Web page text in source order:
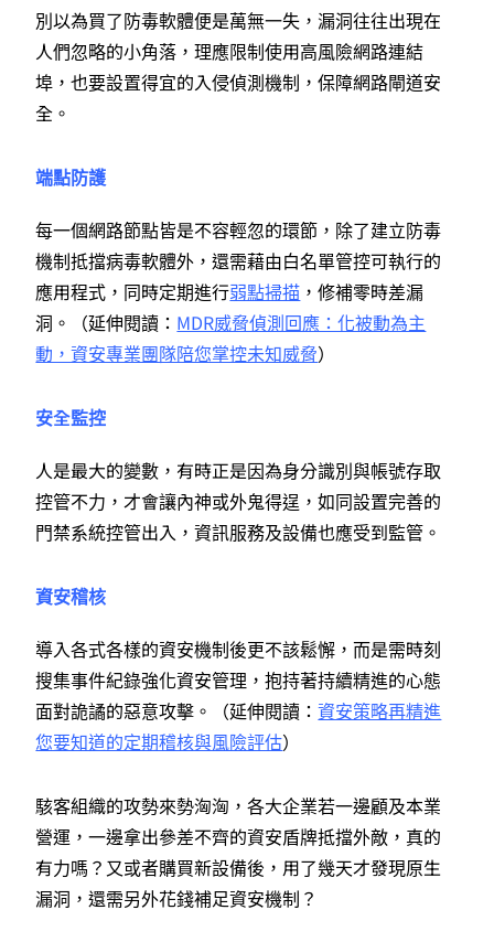
別以為買了防毒軟體便是萬無一失，漏洞往往出現在
人們忽略的小角落，理應限制使用高風險網路連結
埠，也要設置得宜的入侵偵測機制，保障網路閘道安
全。
端點防護
每一個網路節點皆是不容輕忽的環節，除了建立防毒
機制抵擋病毒軟體外，還需藉由白名單管控可執行的
應用程式，同時定期進行弱點掃描 ，修補零時差漏
洞。（延伸閱讀： MDR威脅偵測回應：化被動為主
動，資安專業團隊陪您掌控未知威脅）
安全監控
人是最大的變數，有時正是因為身分識別與帳號存取
控管不力，才會讓內神或外鬼得逞，如同設置完善的
門禁系統控管出入，資訊服務及設備也應受到監管。
資安稽核
導入各式各樣的資安機制後更不該鬆懈，而是需時刻
搜集事件紀錄強化資安管理，抱持著持續精進的心態
面對詭譎的惡意攻擊。（延伸閱讀：資安策略再精進
您要知道的定期稽核與風險評估）
駭客組織的攻勢來勢洶洶，各大企業若一邊顧及本業
營運，一邊拿出參差不齊的資安盾牌抵擋外敵，真的
有力嗎？又或者購買新設備後，用了幾天才發現原生
漏洞，還需另外花錢補足資安機制？